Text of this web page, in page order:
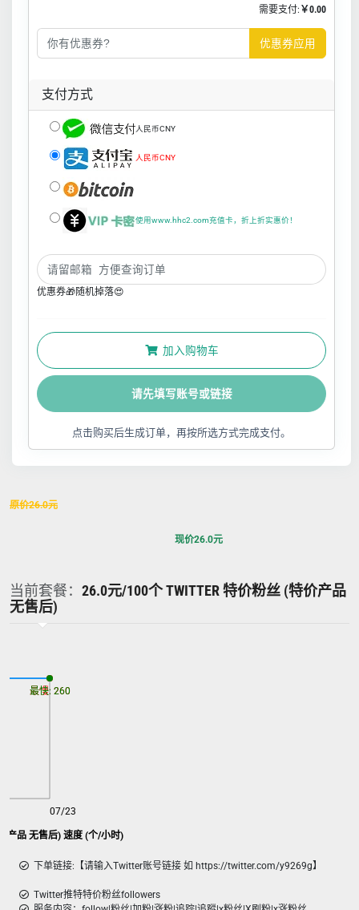
需要支付: ￥0.00
优惠券应用
支付方式
人民币CNY
人民币CNY
使用www.hhc2.com充值卡，折上折实惠价！
优惠券🎁随机掉落😍
加入购物车
请先填写账号或链接
点击购买后生成订单，再按所选方式完成支付。
原价26.0元
现价26.0元
当前套餐： 26.0元/100个 TWITTER 特价粉丝 (特价产品
无售后)
产品 无售后) 速度 (个/小时)
07/23
最慢: 260
最快: 260
下单链接:【请输入Twitter账号链接 如 https://twitter.com/y9269g】
Twitter推特特价粉丝followers